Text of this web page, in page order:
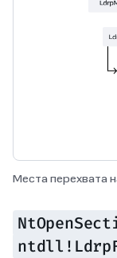
Места перехвата